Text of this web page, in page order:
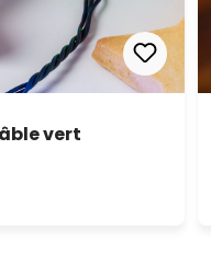
vert